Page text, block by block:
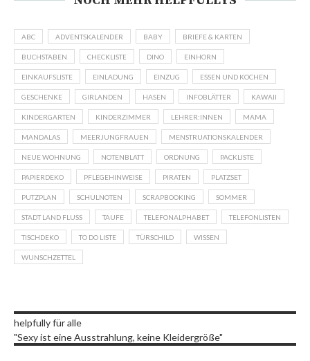
ABC ADVENTSKALENDER BABY BRIEFE & KARTEN
BUCHSTABEN CHECKLISTE DINO EINHORN
EINKAUFSLISTE EINLADUNG EINZUG ESSEN UND KOCHEN
GESCHENKE GIRLANDEN HASEN INFOBLÄTTER KAWAII
KINDERGARTEN KINDERZIMMER LEHRER:INNEN MAMA
MANDALAS MEERJUNGFRAUEN MENSTRUATIONSKALENDER
NEUE WOHNUNG NOTENBLATT ORDNUNG PACKLISTE
PAPIERDEKO PFLEGEHINWEISE PIRATEN PLATZSET
PUTZPLAN SCHULNOTEN SCRAPBOOKING SOMMER
STADT LAND FLUSS TAUFE TELEFONALPHABET TELEFONLISTEN
TISCHDEKO TO DO LISTE TÜRSCHILD WISSEN
WUNSCHZETTEL
helpfully für alle
"Sexy ist eine Ausstrahlung, keine Kleidergröße"